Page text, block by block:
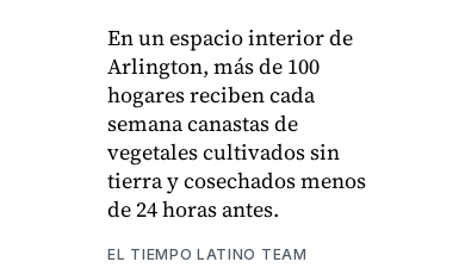
En un espacio interior de
Arlington, más de 100
hogares reciben cada
semana canastas de
vegetales cultivados sin
tierra y cosechados menos
de 24 horas antes.
EL TIEMPO LATINO TEAM